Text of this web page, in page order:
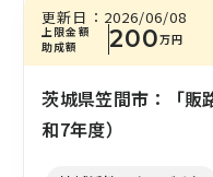
上限金額
助成額
200万円
更新日： 2026/06/08
茨城県笠間市：「販
和7年度）